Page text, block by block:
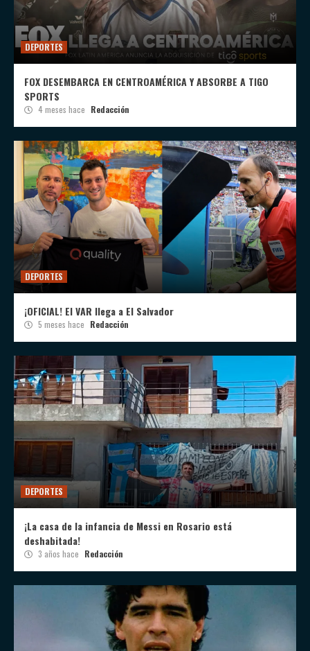
DEPORTES
FOX DESEMBARCA EN CENTROAMÉRICA Y ABSORBE A TIGO
SPORTS
4 meses hace Redacción
DEPORTES
¡OFICIAL! El VAR llega a El Salvador
5 meses hace Redacción
DEPORTES
¡La casa de la infancia de Messi en Rosario está
deshabitada!
3 años hace Redacción